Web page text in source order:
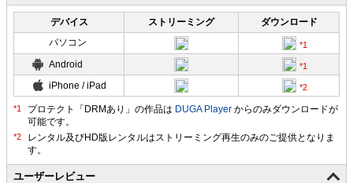
デバイス ストリーミング
ダウンロード
パソコン
Android
iPhone / iPad
プロテクト「DRMあり」の作品は DUGA Player からのみダウンロードが
可能です。
ユーザーレビュー